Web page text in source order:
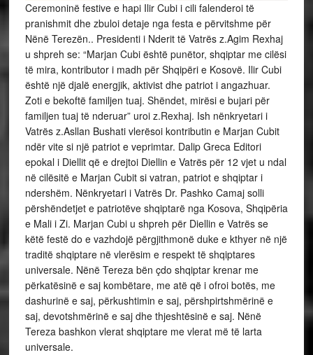
Ceremoninë festive e hapi Ilir Cubi i cili falenderoi të
pranishmit dhe zbuloi detaje nga festa e përvitshme për
Nënë Terezën.. Presidenti i Nderit të Vatrës z.Agim Rexhaj
u shpreh se: “Marjan Cubi është punëtor, shqiptar me cilësi
të mira, kontributor i madh për Shqipëri e Kosovë. Ilir Cubi
është një djalë energjik, aktivist dhe patriot i angazhuar.
Zoti e bekoftë familjen tuaj. Shëndet, mirësi e bujari për
familjen tuaj të nderuar” uroi z.Rexhaj. Ish nënkryetari i
Vatrës z.Asllan Bushati vlerësoi kontributin e Marjan Cubit
ndër vite si një patriot e veprimtar. Dalip Greca Editori
epokal i Diellit që e drejtoi Diellin e Vatrës për 12 vjet u ndal
në cilësitë e Marjan Cubit si vatran, patriot e shqiptar i
ndershëm. Nënkryetari i Vatrës Dr. Pashko Camaj solli
përshëndetjet e patriotëve shqiptarë nga Kosova, Shqipëria
e Mali i Zi. Marjan Cubi u shpreh për Diellin e Vatrës se
këtë festë do e vazhdojë përgjithmonë duke e kthyer në një
traditë shqiptare në vlerësim e respekt të shqiptares
universale. Nënë Tereza bën çdo shqiptar krenar me
përkatësinë e saj kombëtare, me atë që i ofroi botës, me
dashurinë e saj, përkushtimin e saj, përshpirtshmërinë e
saj, devotshmërinë e saj dhe thjeshtësinë e saj. Nënë
Tereza bashkon vlerat shqiptare me vlerat më të larta
universale.